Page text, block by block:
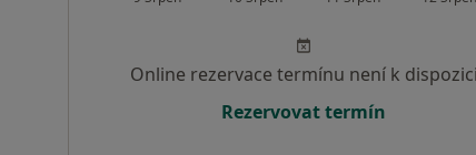
Online rezervace termínu není k dispozici
Rezervovat termín